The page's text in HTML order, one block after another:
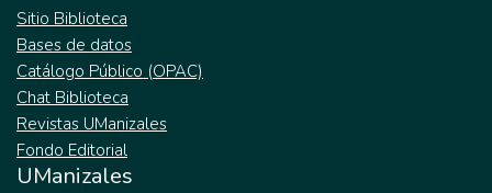
Sitio Biblioteca
Bases de datos
Catálogo Público (OPAC)
Chat Biblioteca
Revistas UManizales
Fondo Editorial
UManizales